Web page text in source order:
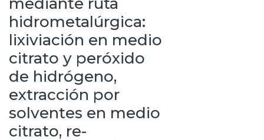
hidrometalúrgica:
lixiviación en medio
citrato y peróxido
de hidrógeno,
extracción por
solventes en medio
citrato, re-